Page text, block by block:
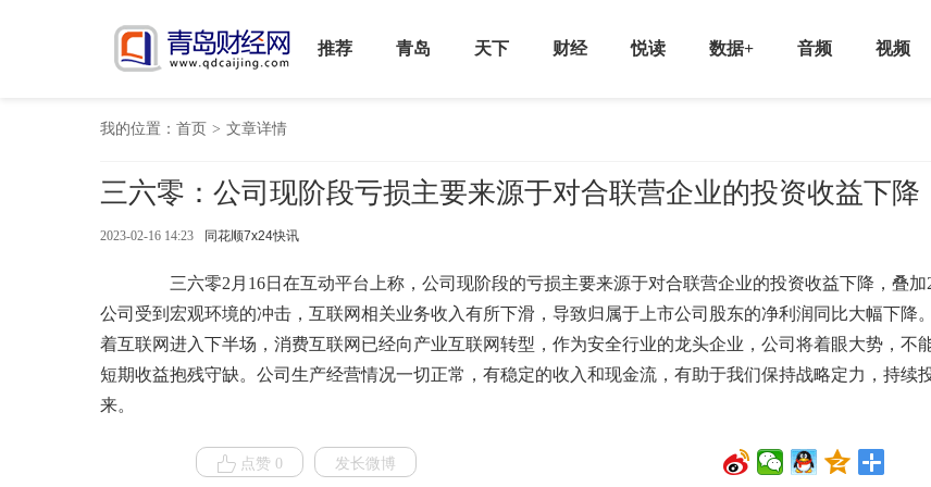
推荐 青岛 天下 财经 悦读 数据+ 音频 视频
我的位置： 首页 > 文章详情
三六零：公司现阶段亏损主要来源于对合联营企业的投资收益下降
2023-02-16 14:23 同花顺7x24快讯
三六零2月16日在互动平台上称，公司现阶段的亏损主要来源于对合联营企业的投资收益下降，叠加
公司受到宏观环境的冲击，互联网相关业务收入有所下滑，导致归属于上市公司股东的净利润同比大幅下降
着互联网进入下半场，消费互联网已经向产业互联网转型，作为安全行业的龙头企业，公司将着眼大势，不
短期收益抱残守缺。公司生产经营情况一切正常，有稳定的收入和现金流，有助于我们保持战略定力，持续
来。
点赞 0 发长微博